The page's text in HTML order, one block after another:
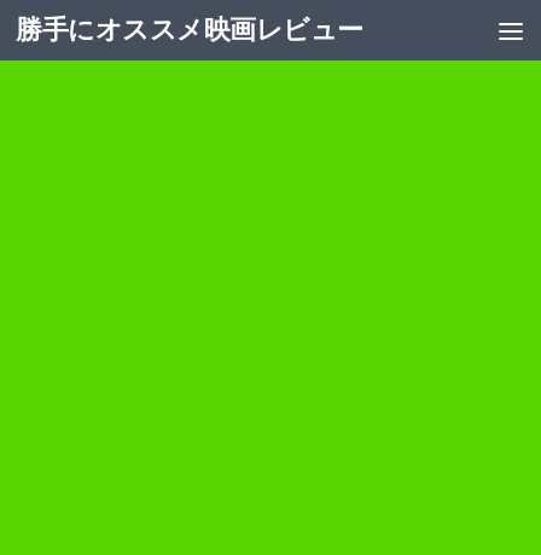
コンテンツへスキップ
勝手にオススメ映画レビュー